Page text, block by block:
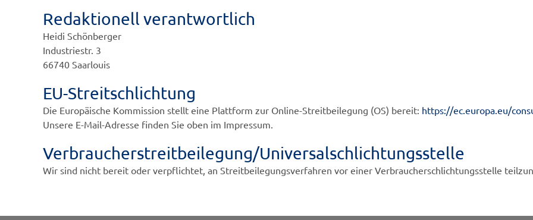
Redaktionell verantwortlich
Heidi Schönberger
Industriestr. 3
66740 Saarlouis
EU-Streitschlichtung
Die Europäische Kommission stellt eine Plattform zur Online-Streitbeilegung (OS) bereit: https://ec.europa.eu/
Unsere E-Mail-Adresse finden Sie oben im Impressum.
Verbraucher­streit­beilegung/Universal­schlichtungs­stelle
Wir sind nicht bereit oder verpflichtet, an Streitbeilegungsverfahren vor einer Verbraucherschlichtungsstelle